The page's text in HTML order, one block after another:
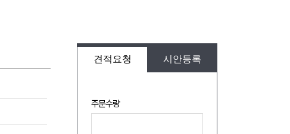
견적요청 시안등록
주문수량